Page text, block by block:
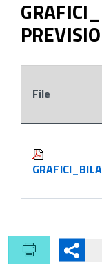
File